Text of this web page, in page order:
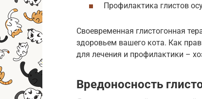
Профилактика глистов
Своевременная глистогонная
здоровьем вашего кота. Как
для лечения и профилактики –
Вредоносность